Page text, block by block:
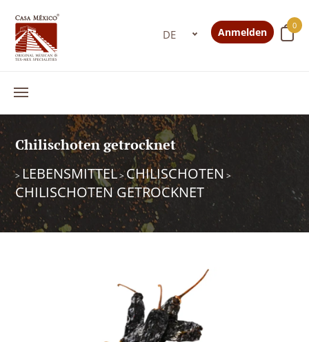
0
Anmelden
Chilischoten getrocknet
> LEBENSMITTEL>CHILISCHOTEN >
CHILISCHOTEN GETROCKNET